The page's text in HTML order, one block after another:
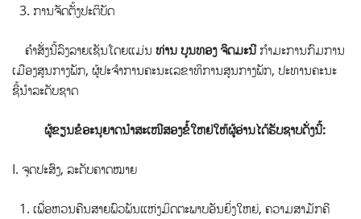
ການຈັດຕັ້ງປະຕິບັດ
ຄຳສັ່ງນີ້ລົງລາຍເຊັນໂດຍແມ່ນ ທ່ານ ບຸນທອງ ຈິດມະນີກຳມະການກົມການ
ເມືອງສູນກາງພັກ, ຜູ້ປະຈຳການຄະນະເລຂາທິການສູນກາງພັກ, ປະທານຄະນະ
ຊີ້ນຳລະດັບຊາດ
ຜູ້ຂຽນຂໍອະນຸຍາດນໍາສະເໜີສອງຂໍ້ໃຫຍ່ໃຫ້ຜູ້ອ່ານໄດ້ຮັບຊາບດັ່ງນີ້:
I. ຈຸດປະສົງ, ລະດັບຄາດໝາຍ
ເພື່ອຫວນຄືນສາຍພົວພັນແຫ່ງມິດຕະພາບອັນຍິ່ງໃຫຍ່, ຄວາມສາມັກຄີ